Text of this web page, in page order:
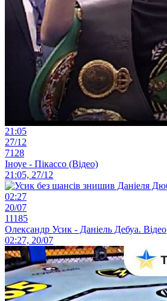
21:05
27/12
7128
Іноуе - Пікассо (Відео)
21:05, 27/12
02:27
20/07
11185
Олександр Усик - Даніель Дебуа. Відео
02:27, 20/07